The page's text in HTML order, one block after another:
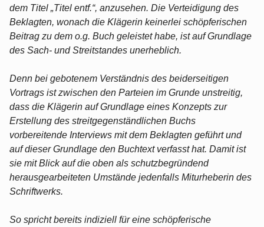
dem Titel „Titel entf.“, anzusehen. Die Verteidigung des
Beklagten, wonach die Klägerin keinerlei schöpferischen
Beitrag zu dem o.g. Buch geleistet habe, ist auf Grundlage
des Sach- und Streitstandes unerheblich.
Denn bei gebotenem Verständnis des beiderseitigen
Vortrags ist zwischen den Parteien im Grunde unstreitig,
dass die Klägerin auf Grundlage eines Konzepts zur
Erstellung des streitgegenständlichen Buchs
vorbereitende Interviews mit dem Beklagten geführt und
auf dieser Grundlage den Buchtext verfasst hat. Damit ist
sie mit Blick auf die oben als schutzbegründend
herausgearbeiteten Umstände jedenfalls Miturheberin des
Schriftwerks.
So spricht bereits indiziell für eine schöpferische